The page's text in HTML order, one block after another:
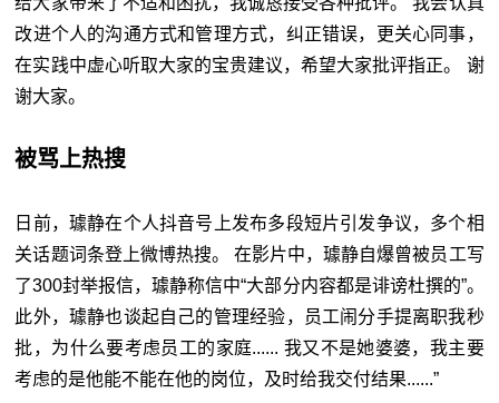
改进个人的沟通方式和管理方式，纠正错误，更关心同事，
在实践中虚心听取大家的宝贵建议，希望大家批评指正。 谢
谢大家。
被骂上热搜
日前，璩静在个人抖音号上发布多段短片引发争议，多个相
关话题词条登上微博热搜。 在影片中，璩静自爆曾被员工写
了300封举报信，璩静称信中“大部分内容都是诽谤杜撰的”。
此外，璩静也谈起自己的管理经验，员工闹分手提离职我秒
批，为什么要考虑员工的家庭...... 我又不是她婆婆，我主要
考虑的是他能不能在他的岗位，及时给我交付结果......”